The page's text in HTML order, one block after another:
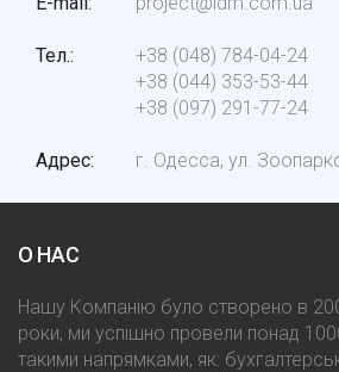
Тел.
+38 (048) 784-04-24
+38 (044) 353-53-44
+38 (097) 291-77-24
Адрес г. Одесса, ул.
О НАС
Нашу Компанію було створено в
роки, ми успішно провели понад
такими напрямками, як: